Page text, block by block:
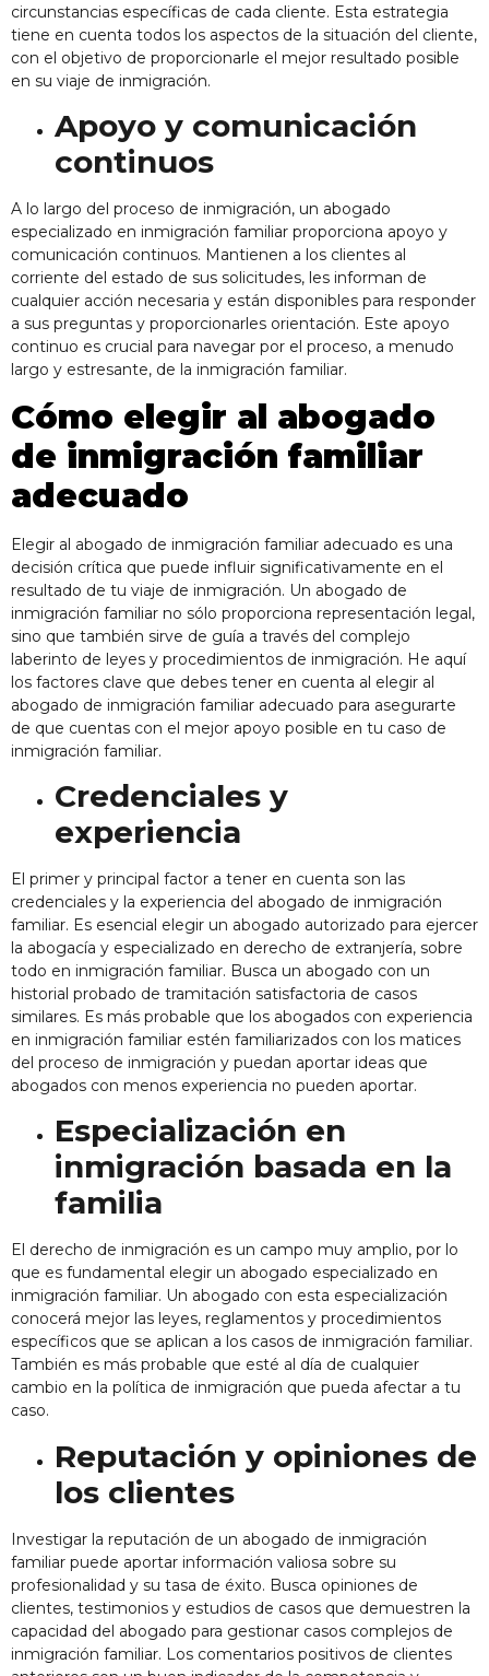
circunstancias específicas de cada cliente. Esta estrategia
tiene en cuenta todos los aspectos de la situación del cliente,
con el objetivo de proporcionarle el mejor resultado posible
en su viaje de inmigración.
Apoyo y comunicación
continuos
A lo largo del proceso de inmigración, un abogado
especializado en inmigración familiar proporciona apoyo y
comunicación continuos. Mantienen a los clientes al
corriente del estado de sus solicitudes, les informan de
cualquier acción necesaria y están disponibles para responder
a sus preguntas y proporcionarles orientación. Este apoyo
continuo es crucial para navegar por el proceso, a menudo
largo y estresante, de la inmigración familiar.
Cómo elegir al abogado
de inmigración familiar
adecuado
Elegir al abogado de inmigración familiar adecuado es una
decisión crítica que puede influir significativamente en el
resultado de tu viaje de inmigración. Un abogado de
inmigración familiar no sólo proporciona representación legal,
sino que también sirve de guía a través del complejo
laberinto de leyes y procedimientos de inmigración. He aquí
los factores clave que debes tener en cuenta al elegir al
abogado de inmigración familiar adecuado para asegurarte
de que cuentas con el mejor apoyo posible en tu caso de
inmigración familiar.
Credenciales y
experiencia
El primer y principal factor a tener en cuenta son las
credenciales y la experiencia del abogado de inmigración
familiar. Es esencial elegir un abogado autorizado para ejercer
la abogacía y especializado en derecho de extranjería, sobre
todo en inmigración familiar. Busca un abogado con un
historial probado de tramitación satisfactoria de casos
similares. Es más probable que los abogados con experiencia
en inmigración familiar estén familiarizados con los matices
del proceso de inmigración y puedan aportar ideas que
abogados con menos experiencia no pueden aportar.
Especialización en
inmigración basada en la
familia
El derecho de inmigración es un campo muy amplio, por lo
que es fundamental elegir un abogado especializado en
inmigración familiar. Un abogado con esta especialización
conocerá mejor las leyes, reglamentos y procedimientos
específicos que se aplican a los casos de inmigración familiar.
También es más probable que esté al día de cualquier
cambio en la política de inmigración que pueda afectar a tu
caso.
Reputación y opiniones de
los clientes
Investigar la reputación de un abogado de inmigración
familiar puede aportar información valiosa sobre su
profesionalidad y su tasa de éxito. Busca opiniones de
clientes, testimonios y estudios de casos que demuestren la
capacidad del abogado para gestionar casos complejos de
inmigración familiar. Los comentarios positivos de clientes